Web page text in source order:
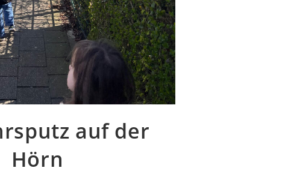
auf der
Hörn